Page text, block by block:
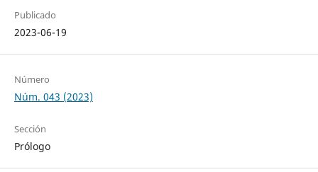
Publicado
2023-06-19
Número
Núm. 043 (2023)
Sección
Prólogo